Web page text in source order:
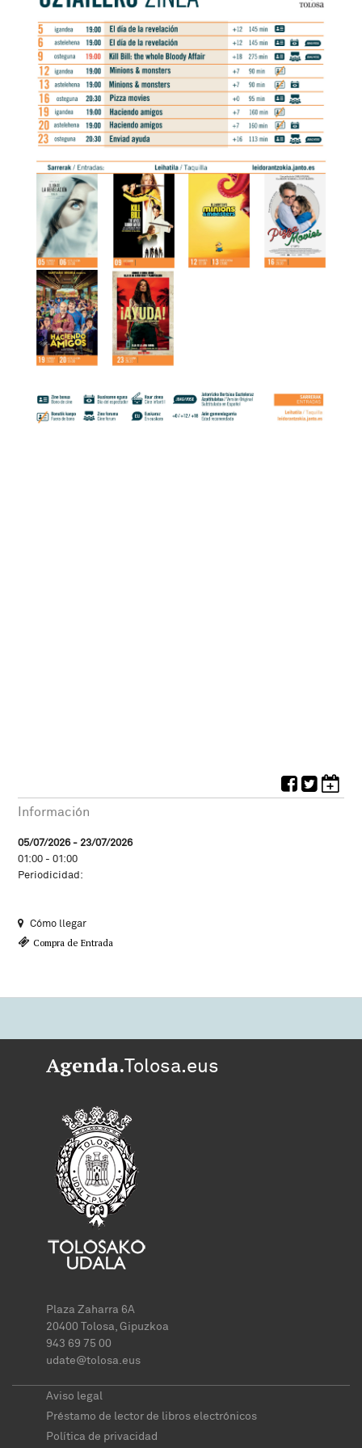
Información
05/07/2026 - 23/07/2026
01:00 - 01:00
Periodicidad:
Cómo llegar
Compra de Entrada
Agenda.Tolosa.eus
Plaza Zaharra 6A
20400 Tolosa, Gipuzkoa
943 69 75 00
udate@tolosa.eus
Aviso legal
Préstamo de lector de libros electrónicos
Política de privacidad